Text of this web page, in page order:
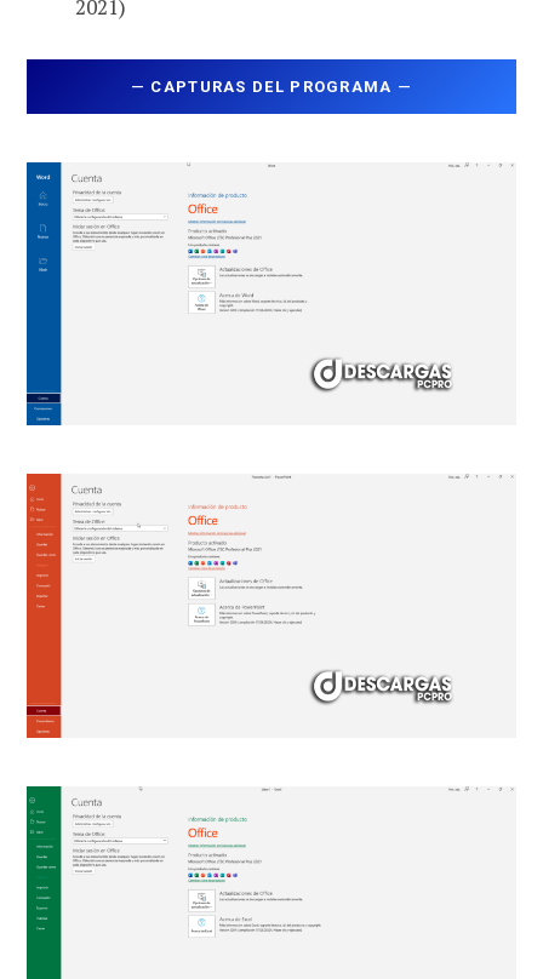
2021)
— CAPTURAS DEL PROGRAMA —